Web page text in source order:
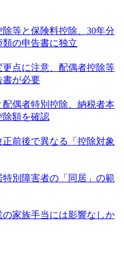
等と保険料控除、30年分
の申告書に独立
点に注意、配偶者控除等
書が必要
偶者特別控除、納税者本
除額を確認
前後で異なる「控除対象
別障害者の「同居」の範
家族手当には影響なしか